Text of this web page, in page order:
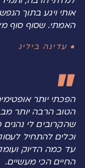
אותי ויגע בתוך
האמתי. שסוף סוף
• עדינה ביליג
הפכתי יותר
הטוב הרבה יותר
שהקרובים לי
וכלים להתחיל
עד כמה הדיוק
החיים הכי מעשיים.